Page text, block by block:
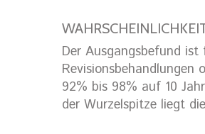
Der Ausgangsbefund
92% bis 98% auf 10
der Wurzelspitze liegt